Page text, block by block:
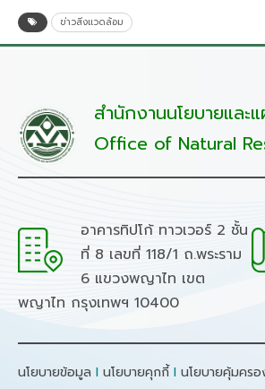
ข่าวสิ่งแวดล้อม
สำนักงานนโยบายและ
Office of Natural
อาคารทิปโก้ ทาวเวอร์ 2 ชั้น
ที่ 8 เลขที่ 118/1 ถ.พระราม
6 แขวงพญาไท เขต
พญาไท กรุงเทพฯ 10400
นโยบายข้อมูล I นโยบายคุกกี้ I นโยบายคุ้มคร